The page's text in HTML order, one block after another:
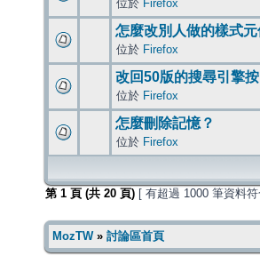
位於 Firefox
怎麼改別人做的樣式元
位於 Firefox
改回50版的搜尋引擎
位於 Firefox
怎麼刪除記憶？
位於 Firefox
第 1 頁 (共 20 頁) [ 有超過 1000 筆資料
MozTW» 討論區首頁